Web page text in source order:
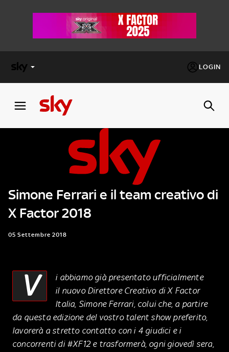
LOGIN
FACTOR
Cos’altro vedere:
PROGRAMMI SKY
Un mondo di offerte:
SKY.IT
Simone Ferrari e il team creativo di
X Factor 2018
05 Settembre 2018
V
i abbiamo già presentato ufficialmente
il nuovo Direttore Creativo di X Factor
Italia, Simone Ferrari, colui che, a partire
da questa edizione del vostro talent show preferito,
lavorerà a stretto contatto con i 4 giudici e i
concorrenti di #XF12 e trasformerà, ogni giovedì sera,